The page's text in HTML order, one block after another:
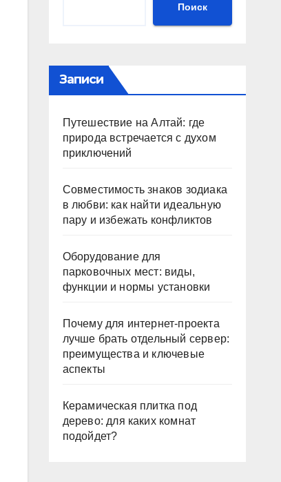
Поиск
Записи
Путешествие на Алтай: где
природа встречается с духом
приключений
Совместимость знаков зодиака
в любви: как найти идеальную
пару и избежать конфликтов
Оборудование для
парковочных мест: виды,
функции и нормы установки
Почему для интернет-проекта
лучше брать отдельный сервер:
преимущества и ключевые
аспекты
Керамическая плитка под
дерево: для каких комнат
подойдет?